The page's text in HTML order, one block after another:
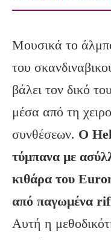
Μουσικά το
του
βάλει τον δικό
μέσα από τη
συνθέσεων. Ο
τύμπανα με
κιθάρα του
από παγωμένα
Αυτή η